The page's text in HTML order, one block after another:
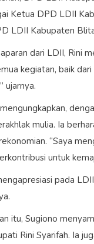
Ketua DPD LDII
LDII Kabupaten
dari LDII, Rini
kegiatan, baik
ujarnya.
mulia. Ia
“Saya
untuk
pada
itu, Sugiono
Rini Syarifah. Ia